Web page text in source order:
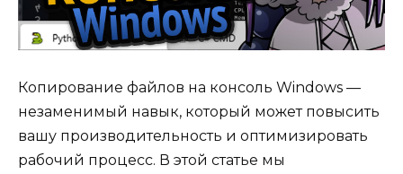
Копирование файлов на консоль Windows —
незаменимый навык, который может повысить
вашу производительность и оптимизировать
рабочий процесс. В этой статье мы